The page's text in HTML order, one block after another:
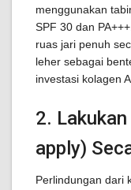
menggunakan
SPF 30 dan
ruas jari penuh
leher sebagai
investasi kolagen
2.
apply)
Perlindungan dari